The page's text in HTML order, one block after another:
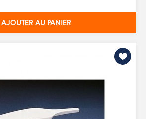
AJOUTER AU PANIER